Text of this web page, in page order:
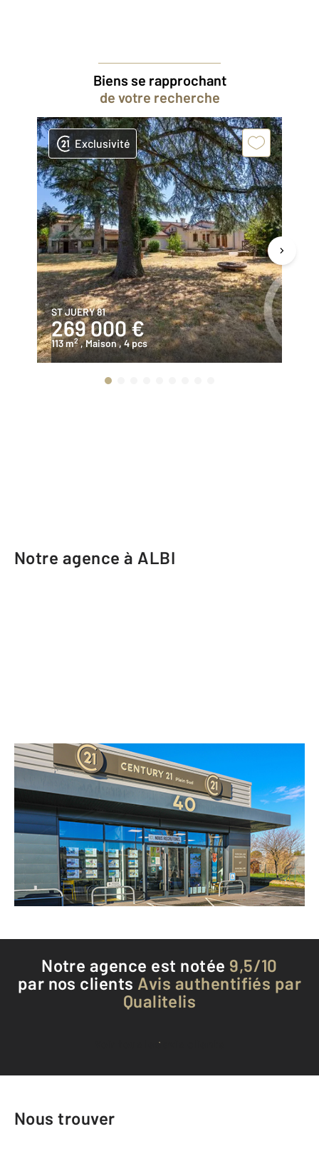
Biens se rapprochant
de votre recherche
Exclusivité
ST JUERY 81
269 000 €
113 m2 , Maison, 4 pcs
Notre agence à ALBI
CENTURY 21 Plein Sud
40 route de Castres
ALBI - 81000
Envoyer un message
Téléphoner à l'agence
Notre agence est notée 9,5/10
par nos clients Avis authentifiés par
Qualitelis
Voir tous les avis clients
Nous trouver